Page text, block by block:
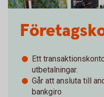
Ett
utbetalningar.
Går att ansluta till
bankgiro